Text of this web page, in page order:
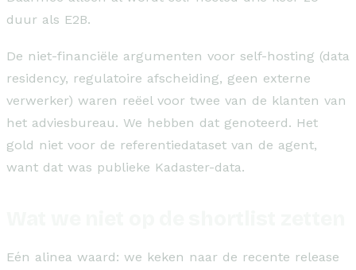
duur als E2B.
De niet-financiële argumenten voor self-hosting (data
residency, regulatoire afscheiding, geen externe
verwerker) waren reëel voor twee van de klanten van
het adviesbureau. We hebben dat genoteerd. Het
gold niet voor de referentiedataset van de agent,
want dat was publieke Kadaster-data.
Eén alinea waard: we keken naar de recente release